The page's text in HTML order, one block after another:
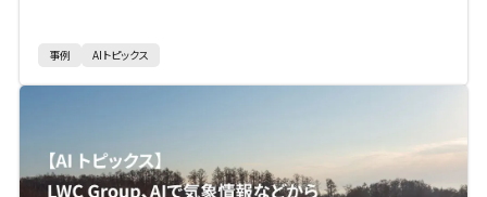
事例 AIトピックス